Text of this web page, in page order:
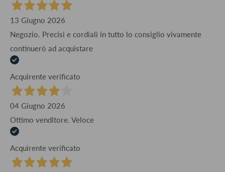
13 Giugno 2026
Negozio. Precisi e cordiali in tutto lo consiglio vivamente
continuerò ad acquistare
Acquirente verificato
04 Giugno 2026
Ottimo venditore. Veloce
Acquirente verificato